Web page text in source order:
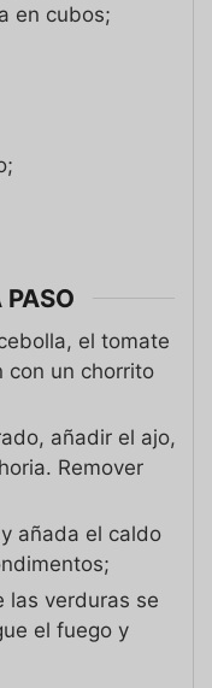
en cubos;
PASO
el tomate
con un chorrito
añadir el ajo,
Remover
añada el caldo
las verduras se
el fuego y